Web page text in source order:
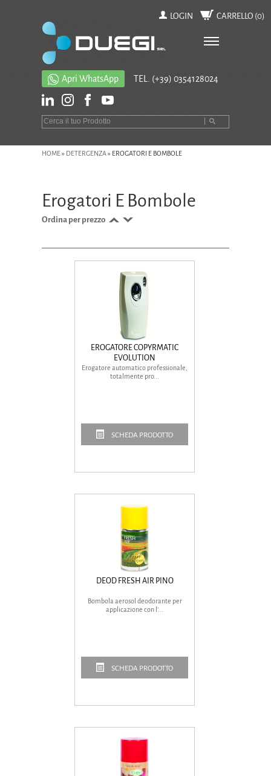
LOGIN CARRELLO (0)
Apri WhatsApp TEL. (+39) 0354128024
HOME» DETERGENZA» EROGATORI E BOMBOLE
Erogatori E Bombole
Ordina per prezzo
EROGATORE COPYRMATIC
EVOLUTION
Erogatore automatico professionale,
totalmente pro...
SCHEDA PRODOTTO
DEOD FRESH AIR PINO
Bombola aerosol deodorante per
applicazione con l’...
SCHEDA PRODOTTO